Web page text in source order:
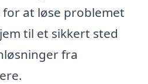
at løse problemet
til et sikkert sted
fra